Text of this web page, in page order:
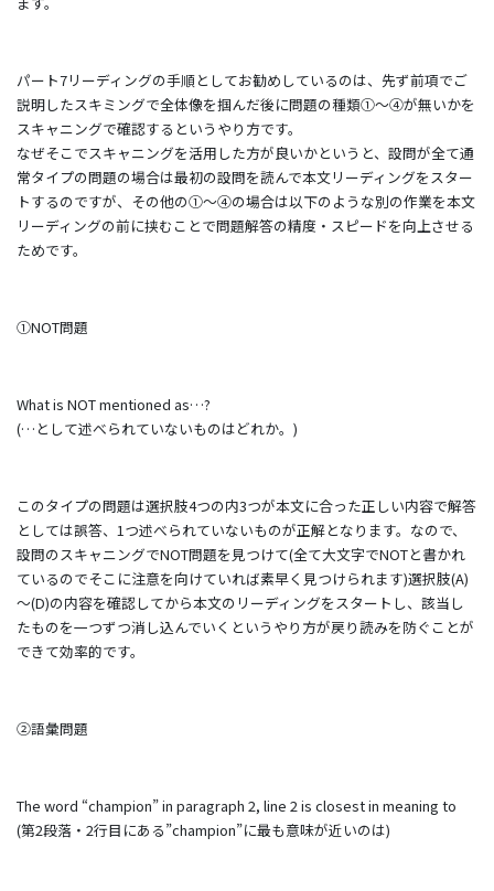
パート7リーディングの手順としてお勧めしているのは、先ず前項でご
説明したスキミングで全体像を掴んだ後に問題の種類①～④が無いかを
スキャニングで確認するというやり方です。
なぜそこでスキャニングを活用した方が良いかというと、設問が全て通
常タイプの問題の場合は最初の設問を読んで本文リーディングをスター
トするのですが、その他の①～④の場合は以下のような別の作業を本文
リーディングの前に挟むことで問題解答の精度・スピードを向上させる
ためです。
①NOT問題
What is NOT mentioned as…?
(…として述べられていないものはどれか。)
このタイプの問題は選択肢4つの内3つが本文に合った正しい内容で解答
としては誤答、1つ述べられていないものが正解となります。なので、
設問のスキャニングでNOT問題を見つけて(全て大文字でNOTと書かれ
ているのでそこに注意を向けていれば素早く見つけられます)選択肢(A)
～(D)の内容を確認してから本文のリーディングをスタートし、該当し
たものを一つずつ消し込んでいくというやり方が戻り読みを防ぐことが
できて効率的です。
②語彙問題
The word “champion” in paragraph 2, line 2 is closest in meaning to
(第2段落・2行目にある”champion”に最も意味が近いのは)